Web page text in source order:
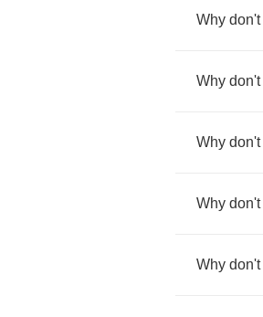
Why don't
Why don't
Why don't
Why don't
Why don't